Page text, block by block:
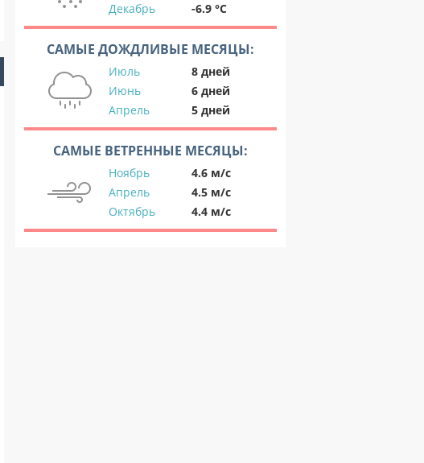
Декабрь
-6.9 °C
САМЫЕ ДОЖДЛИВЫЕ МЕСЯЦЫ:
Июль
8 дней
Июнь
6 дней
Апрель
5 дней
САМЫЕ ВЕТРЕННЫЕ МЕСЯЦЫ:
Ноябрь
4.6 м/с
Апрель
4.5 м/с
Октябрь
4.4 м/с